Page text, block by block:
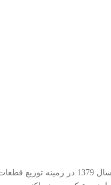
فروشگاه سایان از سال 1379 در زمینه